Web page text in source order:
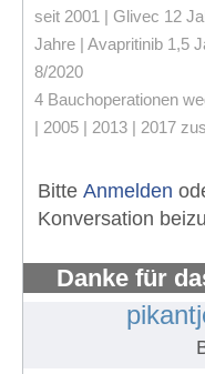
seit 2001 | Glivec 12
Jahre | Avapritinib 1,5
8/2020
4 Bauchoperationen
| 2005 | 2013 | 2017
Bitte Anmelden
Konversation
Danke für